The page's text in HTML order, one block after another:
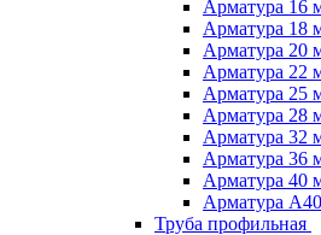
Арматура 16
Арматура 18
Арматура 20
Арматура 22
Арматура 25
Арматура 28
Арматура 32
Арматура 36
Арматура 40
Арматура
Труба профильная